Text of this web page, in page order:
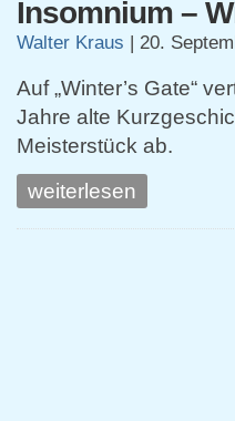
Insomnium –
Walter Kraus | 20.
Auf „Winter’s Gate“
Jahre alte
Meisterstück ab.
weiterlesen